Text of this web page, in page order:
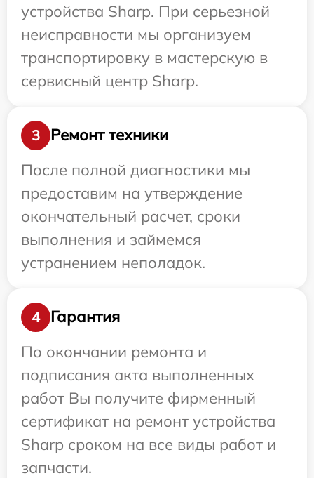
устройства Sharp. При серьезной
неисправности мы организуем
транспортировку в мастерскую в
сервисный центр Sharp.
3
Ремонт техники
После полной диагностики мы
предоставим на утверждение
окончательный расчет, сроки
выполнения и займемся
устранением неполадок.
4
Гарантия
По окончании ремонта и
подписания акта выполненных
работ Вы получите фирменный
сертификат на ремонт устройства
Sharp сроком на все виды работ и
запчасти.